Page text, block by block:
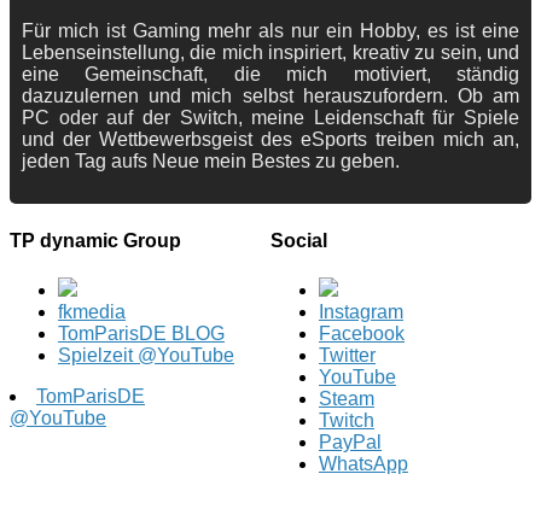
Für mich ist Gaming mehr als nur ein Hobby, es ist eine
Lebenseinstellung, die mich inspiriert, kreativ zu sein, und
eine Gemeinschaft, die mich motiviert, ständig
dazuzulernen und mich selbst herauszufordern. Ob am
PC oder auf der Switch, meine Leidenschaft für Spiele
und der Wettbewerbsgeist des eSports treiben mich an,
jeden Tag aufs Neue mein Bestes zu geben.
TP dynamic Group
fkmedia
TomParisDE BLOG
Spielzeit @YouTube
TomParisDE
@YouTube
Social
Instagram
Facebook
Twitter
YouTube
Steam
Twitch
PayPal
WhatsApp